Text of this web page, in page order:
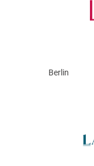
Berlin